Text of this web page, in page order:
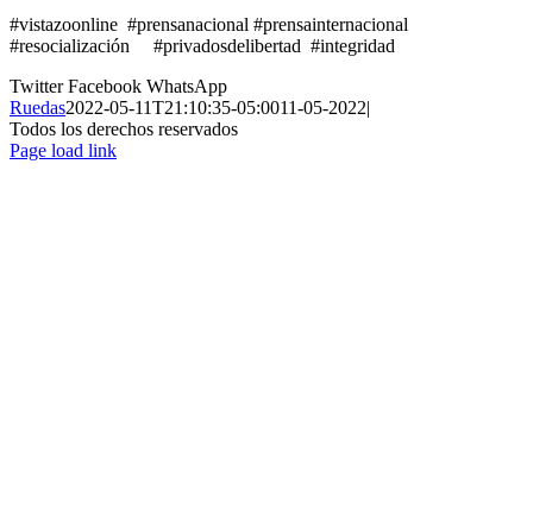
#vistazoonline #prensanacional #prensainternacional
#resocialización #privadosdelibertad #integridad
TwitterFacebook WhatsApp
Ruedas2022-05-11T21:10:35-05:0011-05-2022|
Todos los derechos reservados
Page load link